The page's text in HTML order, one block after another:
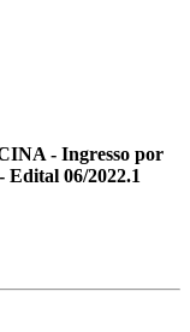
- Ingresso por
06/2022.1